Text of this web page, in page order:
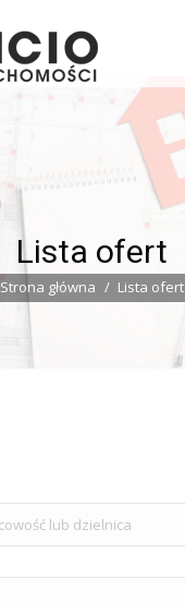
Lista ofert
Jesteś tutaj:
Strona główna Lista ofert